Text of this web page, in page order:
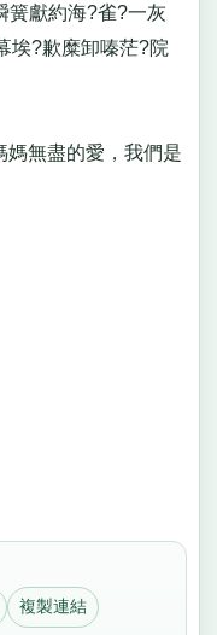
簧獻約海?雀?一灰
埃?歉糜卸嗪茫?院
無盡的愛，我們是
複製連結